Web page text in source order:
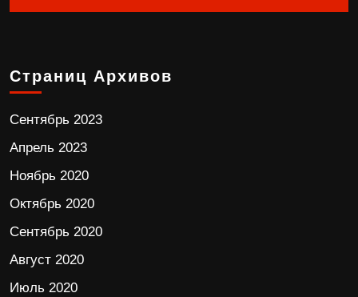
Страниц Архивов
Сентябрь 2023
Апрель 2023
Ноябрь 2020
Октябрь 2020
Сентябрь 2020
Август 2020
Июль 2020